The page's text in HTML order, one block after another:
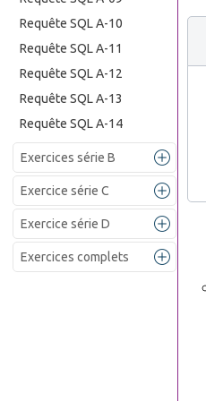
Requête SQL A-10
Requête SQL A-11
Requête SQL A-12
Requête SQL A-13
Requête SQL A-14
Exercices série B
Exercice série C
Exercice série D
Exercices complets